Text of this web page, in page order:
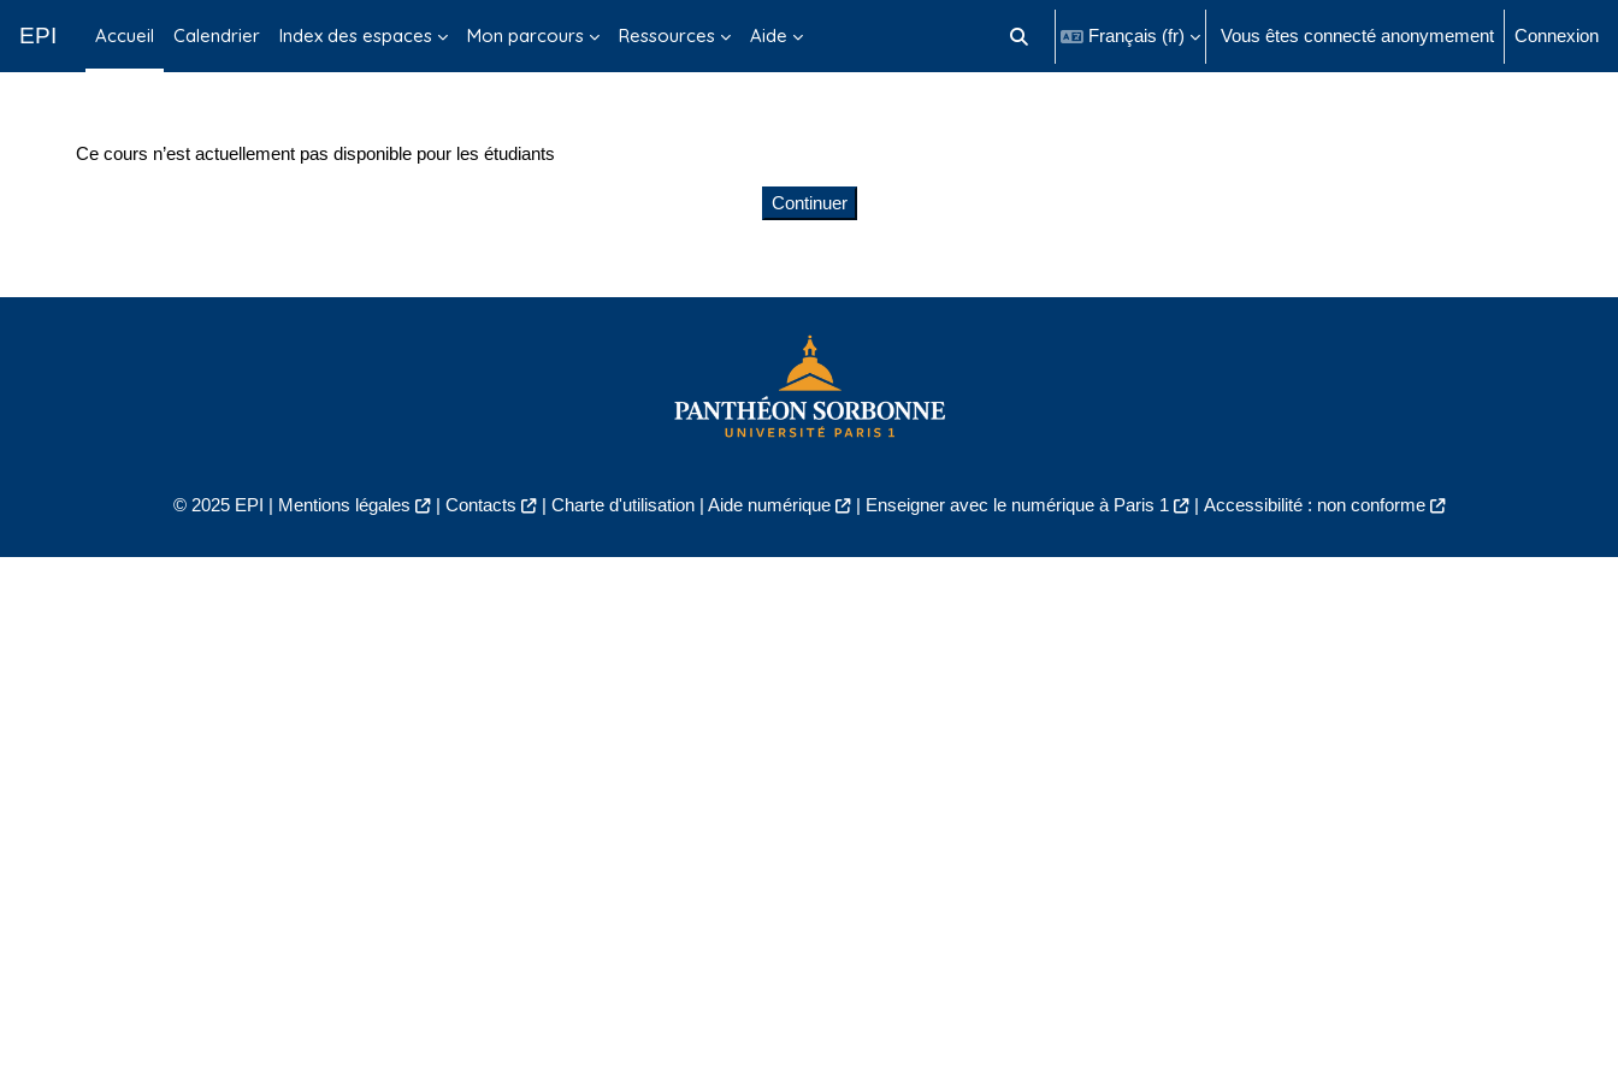
EPI Accueil Calendrier Index des espaces Mon parcours Ressources Aide Activer/désactiver la saisie de recherche
Français ‎(fr)‎ Vous êtes connecté anonymement Connexion
Ce cours n’est actuellement pas disponible pour les étudiants
Continuer
© 2025 EPI | Mentions légales | Contacts | Charte d'utilisation| Aide numérique | Enseigner avec le numérique à Paris 1 | Accessibilité : non conforme